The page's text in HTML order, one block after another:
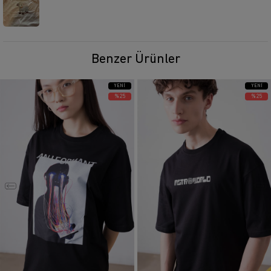
Benzer Ürünler
YENI
ÜRÜN
%25
YENI
ÜRÜN
%25